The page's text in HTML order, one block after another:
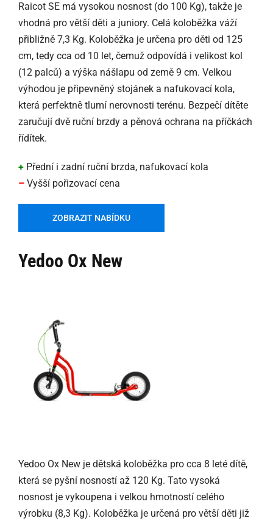
Raicot SE má vysokou nosnost (do 100 Kg), takže je
vhodná pro větší děti a juniory. Celá koloběžka váží
přibližně 7,3 Kg. Koloběžka je určena pro děti od 125
cm, tedy cca od 10 let, čemuž odpovídá i velikost kol
(12 palců) a výška nášlapu od země 9 cm. Velkou
výhodou je připevněný stojánek a nafukovací kola,
která perfektně tlumí nerovnosti terénu. Bezpečí dítěte
zaručují dvě ruční brzdy a pěnová ochrana na příčkách
řídítek.
+ Přední i zadní ruční brzda, nafukovací kola
– Vyšší pořizovací cena
ZOBRAZIT NABÍDKU
Yedoo Ox New
Yedoo Ox New je dětská koloběžka pro cca 8 leté dítě,
která se pyšní nosností až 120 Kg. Tato vysoká
nosnost je vykoupena i velkou hmotností celého
výrobku (8,3 Kg). Koloběžka je určená pro větší děti již